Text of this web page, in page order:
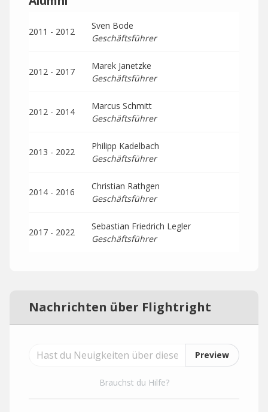
2011 - 2012
Sven Bode
Geschäftsführer
2012 - 2017
Marek Janetzke
Geschäftsführer
2012 - 2014
Marcus Schmitt
Geschäftsführer
2013 - 2022
Philipp Kadelbach
Geschäftsführer
2014 - 2016
Christian Rathgen
Geschäftsführer
2017 - 2022
Sebastian Friedrich Legler
Geschäftsführer
Nachrichten über Flightright
Preview
Brauchst du Hilfe?